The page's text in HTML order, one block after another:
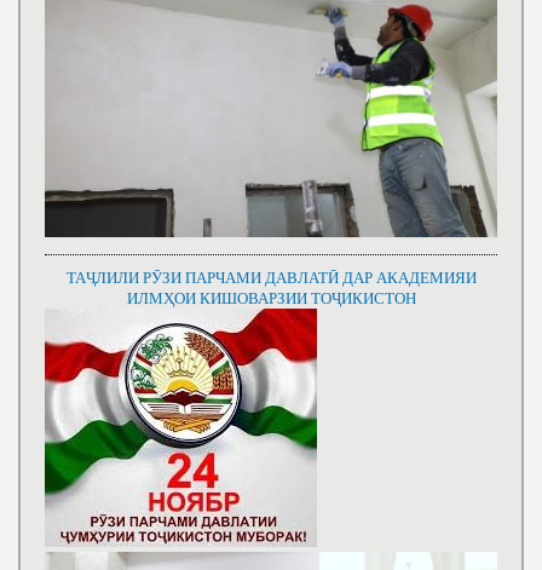
ТАҶЛИЛИ РӮЗИ ПАРЧАМИ ДАВЛАТӢ ДАР АКАДЕМИЯИ
ИЛМҲОИ КИШОВАРЗИИ ТОҶИКИСТОН